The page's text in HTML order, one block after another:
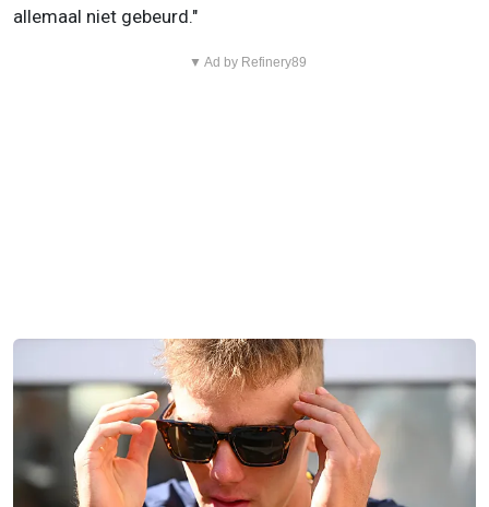
allemaal niet gebeurd."
▼ Ad by Refinery89